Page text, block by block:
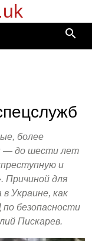
search
более
— до шести лет
и
Причиной для
Украине, как
безопасности
Пискарев.